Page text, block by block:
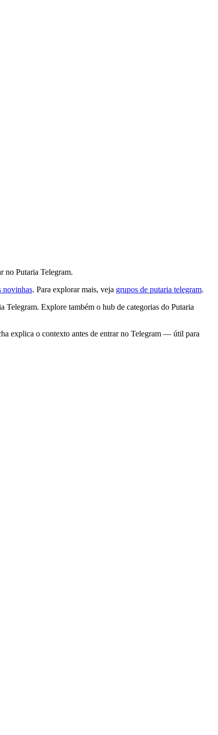
no Putaria Telegram.
novinhas. Para explorar mais, veja grupos de putaria telegram.
Telegram. Explore também o hub de categorias do Putaria
explica o contexto antes de entrar no Telegram — útil para